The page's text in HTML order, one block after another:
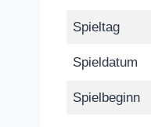
Spieltag
Spieldatum
Spielbeginn